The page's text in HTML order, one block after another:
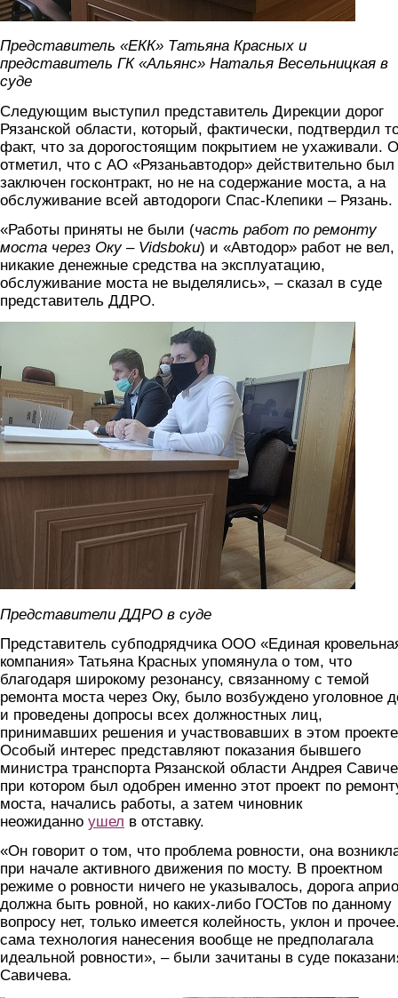
Представитель «ЕКК» Татьяна Красных и
представитель ГК «Альянс» Наталья Весельницкая в
суде
Следующим выступил представитель Дирекции дорог
Рязанской области, который, фактически, подтвердил
факт, что за дорогостоящим покрытием не ухаживали.
отметил, что с АО «Рязаньавтодор» действительно был
заключен госконтракт, но не на содержание моста, а на
обслуживание всей автодороги Спас-Клепики – Рязань.
«Работы приняты не были (часть работ по ремонту
моста через Оку – Vidsboku) и «Автодор» работ не вел,
никакие денежные средства на эксплуатацию,
обслуживание моста не выделялись», – сказал в суде
представитель ДДРО.
Представители ДДРО в суде
Представитель субподрядчика ООО «Единая
компания» Татьяна Красных упомянула о том, что
благодаря широкому резонансу, связанному с темой
ремонта моста через Оку, было возбуждено уголовное
и проведены допросы всех должностных лиц,
принимавших решения и участвовавших в этом
Особый интерес представляют показания бывшего
министра транспорта Рязанской области Андрея
при котором был одобрен именно этот проект по
моста, начались работы, а затем чиновник
неожиданно ушел в отставку.
«Он говорит о том, что проблема ровности, она
при начале активного движения по мосту. В проектном
режиме о ровности ничего не указывалось, дорога
должна быть ровной, но каких-либо ГОСТов по данному
вопросу нет, только имеется колейность, уклон и
сама технология нанесения вообще не предполагала
идеальной ровности», – были зачитаны в суде
Савичева.